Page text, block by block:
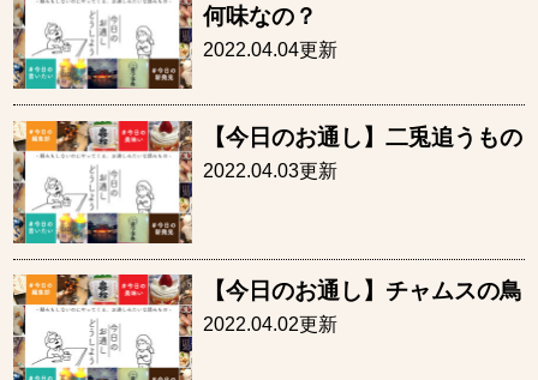
何味なの？
2022.04.04更新
【今日のお通し】二兎追うもの
2022.04.03更新
【今日のお通し】チャムスの鳥
2022.04.02更新